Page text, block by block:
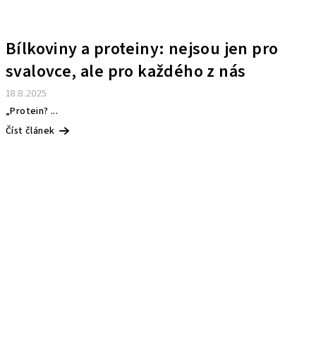
Bílkoviny a proteiny: nejsou jen pro
svalovce, ale pro každého z nás
18.8.2025
„Protein? ...
Číst článek